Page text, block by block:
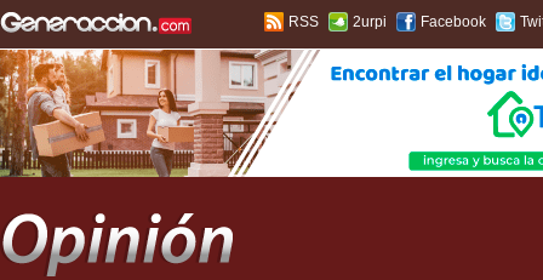
RSS 2urpi Facebook